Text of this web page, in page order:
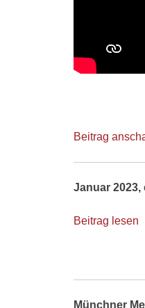
Beitrag
Januar
Beitrag lesen
Münchner